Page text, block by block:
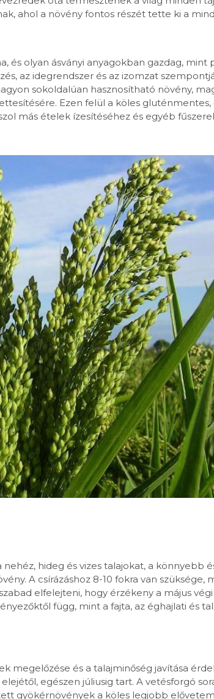
ahol a növény fontos részét tette ki a
és olyan ásványi anyagokban gazdag, mint
az idegrendszer és az izomzat
sokoldalúan hasznosítható növény,
Ezen felül a köles gluténmentes,
más ételek ízesítéséhez és egyéb
hideg és vizes talajokat, a könnyebb
A csírázáshoz 8-10 fokra van szüksége,
elfelejteni, hogy érzékeny a május
függ, mint a fajta, az éghajlati és
megelőzése és a talajminőség javítása
egészen júliusig tart. A vetésforgó
gyökérnövények a köles legjobb